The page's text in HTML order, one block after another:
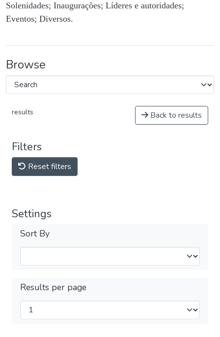
Solenidades; Inaugurações; Líderes e autoridades;
Eventos; Diversos.
Browse
results Back to results
Filters
Reset filters
Settings
Sort By
Results per page